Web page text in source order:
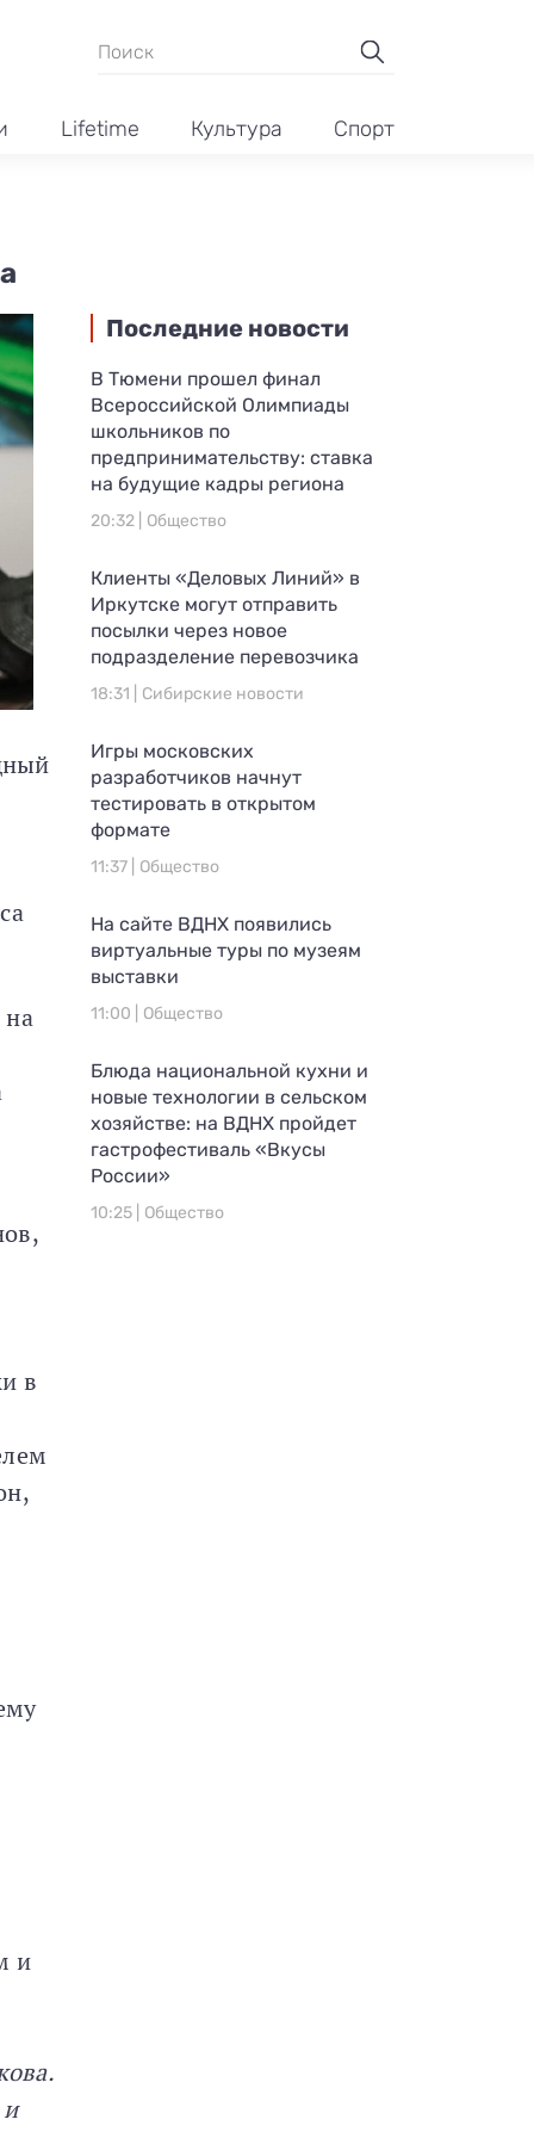
Lifetime Культура Спорт
в
и
Последние новости
В Тюмени прошел финал
Всероссийской Олимпиады
школьников по
предпринимательству: ставка
на будущие кадры региона
20:32 | Общество
Клиенты «Деловых Линий» в
Иркутске могут отправить
посылки через новое
подразделение перевозчика
18:31 | Сибирские новости
Игры московских
разработчиков начнут
тестировать в открытом
формате
11:37 | Общество
На сайте ВДНХ появились
виртуальные туры по музеям
выставки
11:00 | Общество
Блюда национальной кухни и
новые технологии в сельском
хозяйстве: на ВДНХ пройдет
гастрофестиваль «Вкусы
России»
10:25 | Общество